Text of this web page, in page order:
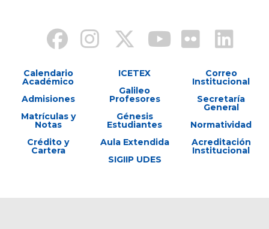
Calendario
Académico
Admisiones
Matrículas y
Notas
Crédito y
Cartera
ICETEX
Galileo
Profesores
Génesis
Estudiantes
Aula Extendida
SIGIIP UDES
Correo
Institucional
Secretaría
General
Normatividad
Acreditación
Institucional